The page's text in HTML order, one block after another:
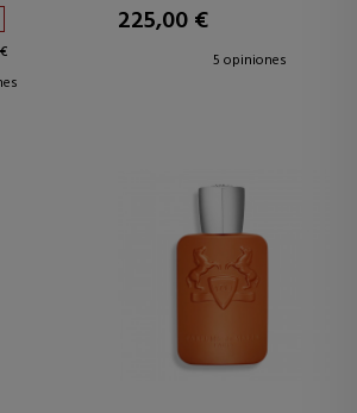
225,00 €
5 opiniones